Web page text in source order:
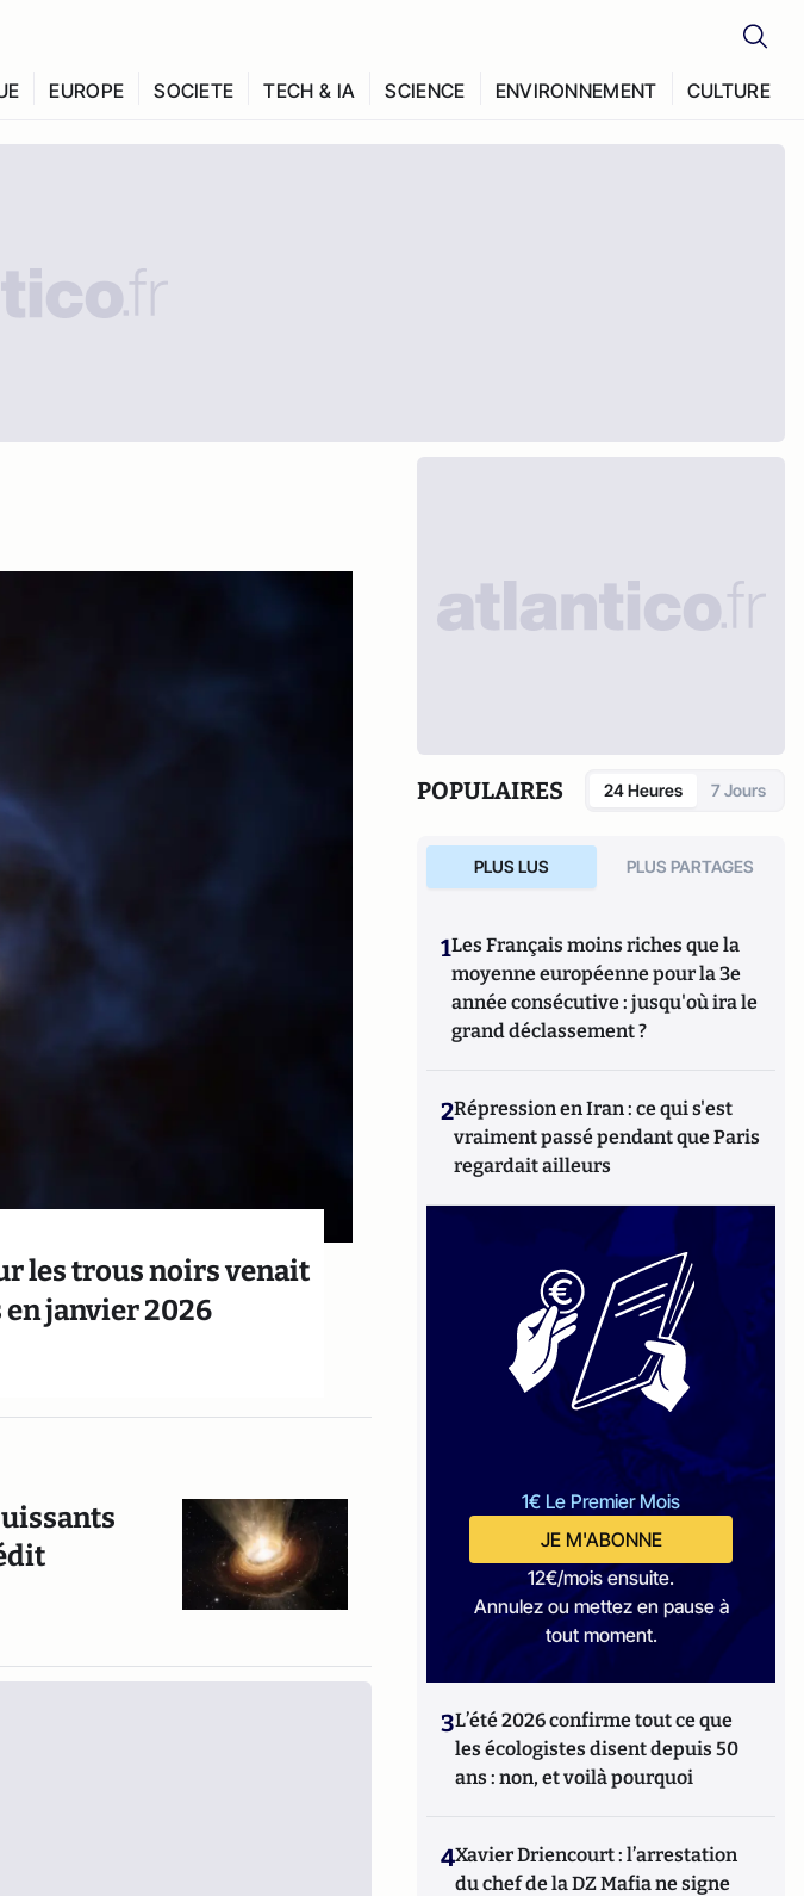
EUROPE SOCIETE TECH & IA SCIENCE ENVIRONNEMENT CULTURE
les trous noirs venait
janvier 2026
POPULAIRES 24 Heures 7 Jours
PLUS LUS PLUS PARTAGES
1Les Français moins riches que la
moyenne européenne pour la 3e
année consécutive : jusqu'où ira le
grand déclassement ?
2Répression en Iran : ce qui s'est
vraiment passé pendant que Paris
regardait ailleurs
1€ Le Premier Mois
JE M'ABONNE
12€/mois ensuite.
Annulez ou mettez en pause à
tout moment.
3L’été 2026 confirme tout ce que
les écologistes disent depuis 50
ans : non, et voilà pourquoi
4Xavier Driencourt : l’arrestation
du chef de la DZ Mafia ne signe